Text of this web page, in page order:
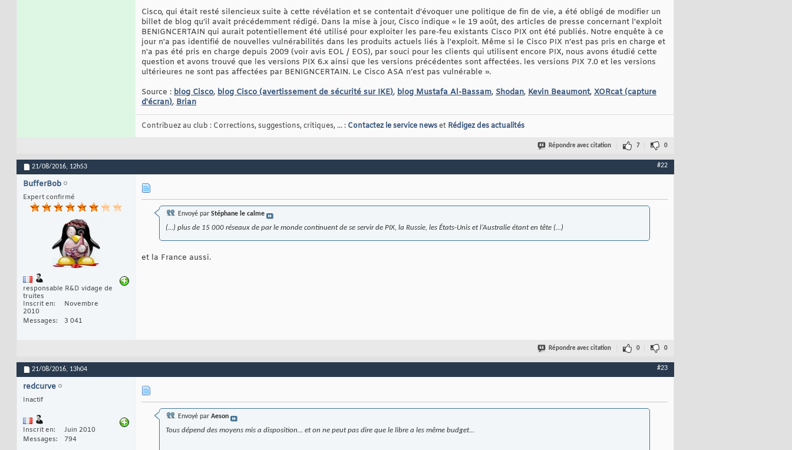
Cisco, qui était resté silencieux suite à cette révélation et se contentait d’évoquer une politique de fin de vie, a été obligé de modifier un
billet de blog qu’il avait précédemment rédigé. Dans la mise à jour, Cisco indique « le 19 août, des articles de presse concernant l'exploit
BENIGNCERTAIN qui aurait potentiellement été utilisé pour exploiter les pare-feu existants Cisco PIX ont été publiés. Notre enquête à ce
jour n'a pas identifié de nouvelles vulnérabilités dans les produits actuels liés à l'exploit. Même si le Cisco PIX n’est pas pris en charge et
n'a pas été pris en charge depuis 2009 (voir avis EOL / EOS), par souci pour les clients qui utilisent encore PIX, nous avons étudié cette
question et avons trouvé que les versions PIX 6.x ainsi que les versions précédentes sont affectées. les versions PIX 7.0 et les versions
ultérieures ne sont pas affectées par BENIGNCERTAIN. Le Cisco ASA n’est pas vulnérable ».
Source : blog Cisco, blog Cisco (avertissement de sécurité sur IKE), blog Mustafa Al-Bassam, Shodan, Kevin Beaumont, XORcat (capture
d'écran), Brian
Contribuez au club : Corrections, suggestions, critiques, ... : Contactez le service newset Rédigez des actualités
Répondre avec citation 7 0
21/08/2016, 12h53 #22
BufferBob
Expert confirmé
responsable R&D vidage de
truites
Inscrit en
Novembre
2010
Messages
3 041
Envoyé par Stéphane le calme
(...) plus de 15 000 réseaux de par le monde continuent de se servir de PIX, la Russie, les États-Unis et l’Australie étant en tête (...)
et la France aussi.
Répondre avec citation 0 0
21/08/2016, 13h04 #23
redcurve
Inactif
Inscrit en
Juin 2010
Messages
794
Envoyé par Aeson
Tous dépend des moyens mis a disposition... et on ne peut pas dire que le libre a les même budget...